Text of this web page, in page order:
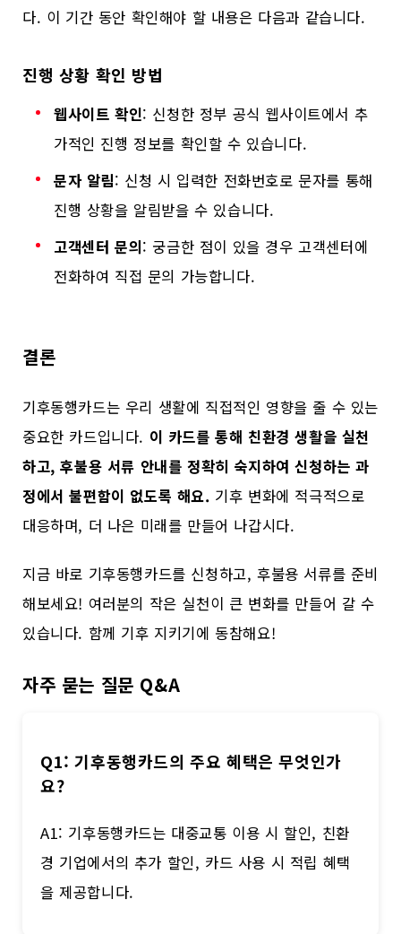
다. 이 기간 동안 확인해야 할 내용은 다음과 같습니다.
진행 상황 확인 방법
웹사이트 확인: 신청한 정부 공식 웹사이트에서 추
가적인 진행 정보를 확인할 수 있습니다.
문자 알림: 신청 시 입력한 전화번호로 문자를 통해
진행 상황을 알림받을 수 있습니다.
고객센터 문의: 궁금한 점이 있을 경우 고객센터에
전화하여 직접 문의 가능합니다.
결론
기후동행카드는 우리 생활에 직접적인 영향을 줄 수 있는
중요한 카드입니다. 이 카드를 통해 친환경 생활을 실천
하고, 후불용 서류 안내를 정확히 숙지하여 신청하는 과
정에서 불편함이 없도록 해요. 기후 변화에 적극적으로
대응하며, 더 나은 미래를 만들어 나갑시다.
지금 바로 기후동행카드를 신청하고, 후불용 서류를 준비
해보세요! 여러분의 작은 실천이 큰 변화를 만들어 갈 수
있습니다. 함께 기후 지키기에 동참해요!
자주 묻는 질문 Q&A
Q1: 기후동행카드의 주요 혜택은 무엇인가
요?
A1: 기후동행카드는 대중교통 이용 시 할인, 친환
경 기업에서의 추가 할인, 카드 사용 시 적립 혜택
을 제공합니다.